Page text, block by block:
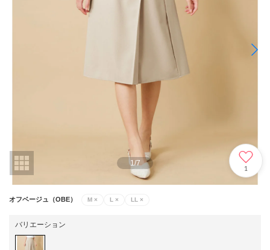
1 /7
1
オフベージュ（OBE） M × L × LL ×
バリエーション